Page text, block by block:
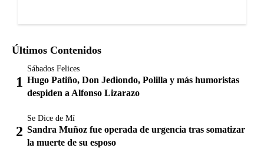
Últimos Contenidos
Sábados Felices
Hugo Patiño, Don Jediondo, Polilla y más humoristas
despiden a Alfonso Lizarazo
Se Dice de Mí
Sandra Muñoz fue operada de urgencia tras somatizar
la muerte de su esposo